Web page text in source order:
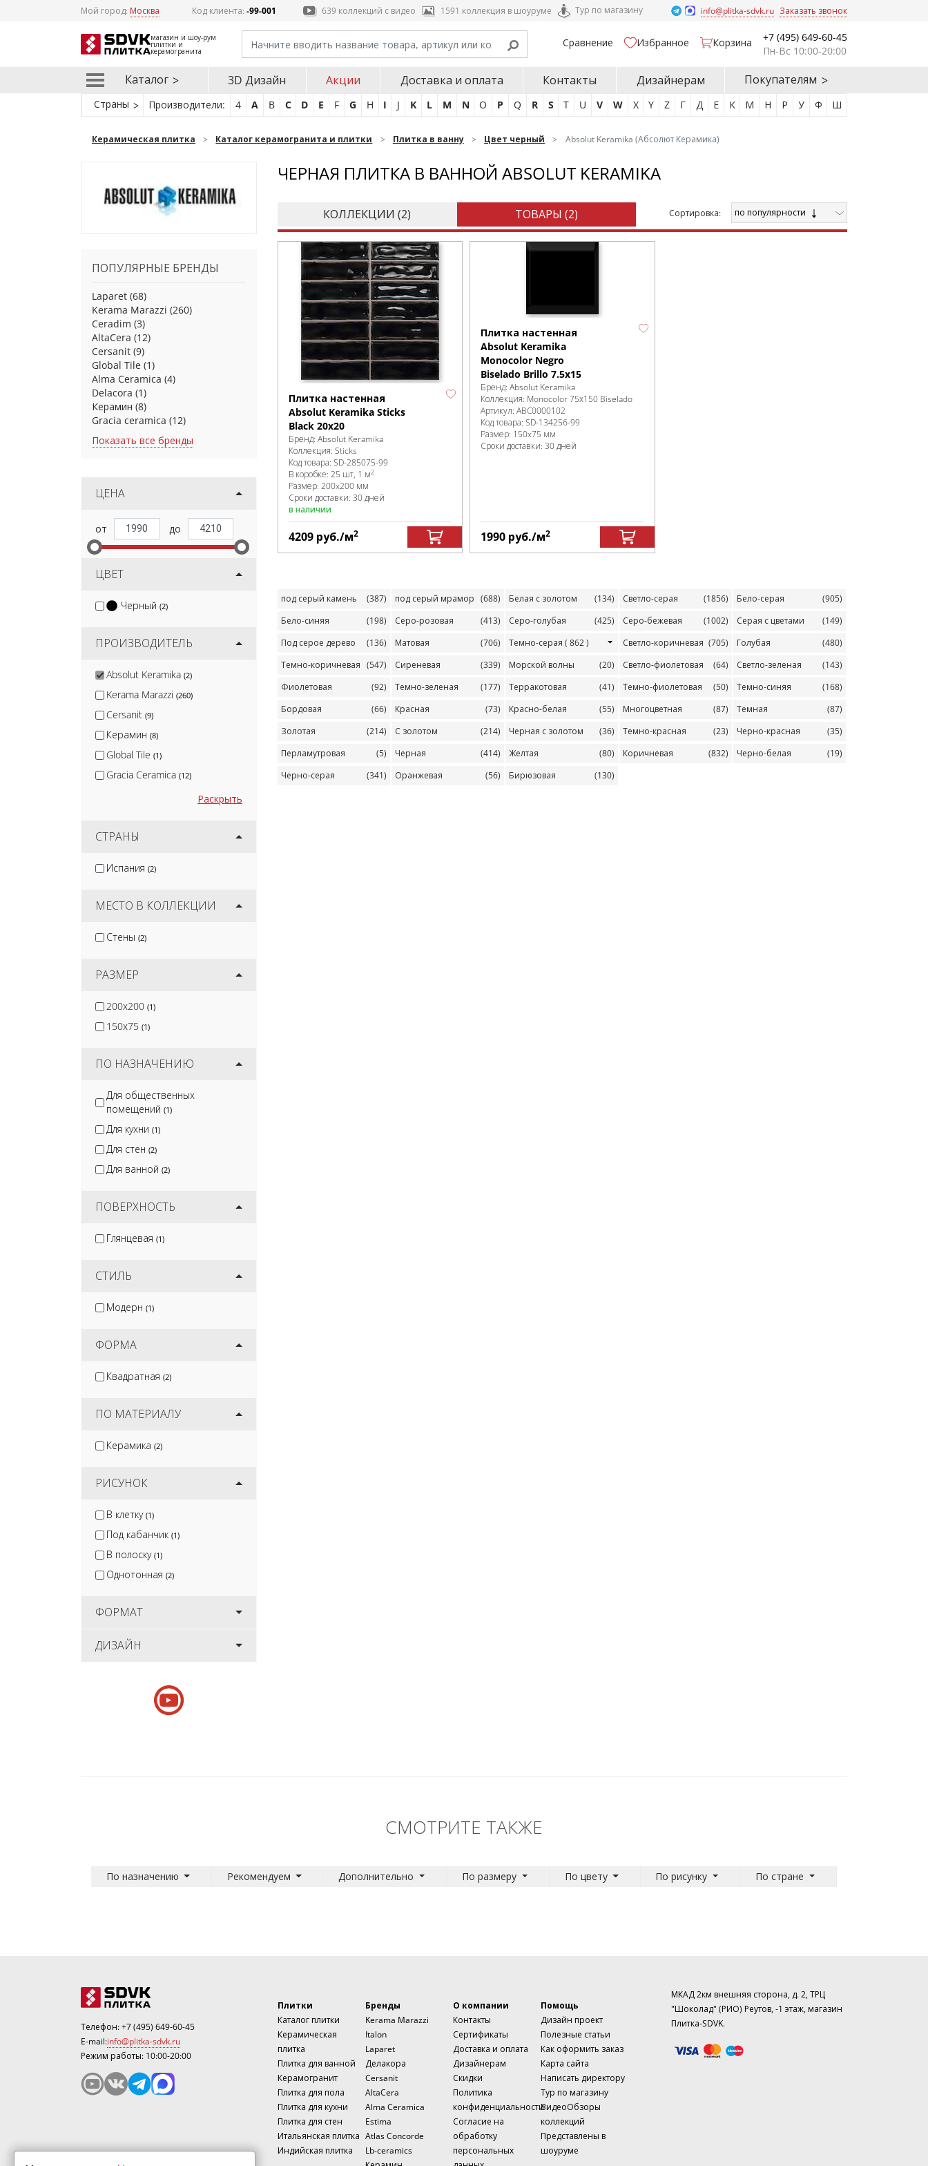
Мой город: Москва Код клиента: -99-001 639 коллекций с видео 1591 коллекция в шоуруме Тур по магазину info@plitka-sdvk.ru Заказать звонок
магазин и шоу-рум
плитки и
керамогранита
Сравнение Избранное Корзина
+7 (495) 649-60-45
Пн-Вс 10:00-20:00
Каталог 3D Дизайн Акции Доставка и оплата Контакты Дизайнерам Покупателям
Страны Производители: 4 A B C D E F G H I J K L M N O P Q R S T U V W X Y Z Г Д Е К М Н Р У Ф Ш
Керамическая плитка Каталог керамогранита и плитки Плитка в ванну Цвет черный Absolut Keramika (Абсолют Керамика)
ПОПУЛЯРНЫЕ БРЕНДЫ
Laparet (68)
Kerama Marazzi (260)
Ceradim (3)
AltaCera (12)
Cersanit (9)
Global Tile (1)
Alma Ceramica (4)
Delacora (1)
Керамин (8)
Gracia ceramica (12)
Показать все бренды
ЦЕНА
ЦВЕТ
Черный (2)
ПРОИЗВОДИТЕЛЬ
Absolut Keramika (2)
Kerama Marazzi (260)
Cersanit (9)
Керамин (8)
Global Tile (1)
Gracia Ceramica (12)
Керлайф
Ceramica Classic
Раскрыть
СТРАНЫ
Испания (2)
МЕСТО В КОЛЛЕКЦИИ
Стены (2)
РАЗМЕР
200x200 (1)
150x75 (1)
ПО НАЗНАЧЕНИЮ
Для общественных
помещений (1)
Для кухни (1)
Для стен (2)
Для ванной (2)
ПОВЕРХНОСТЬ
Глянцевая (1)
СТИЛЬ
Модерн (1)
ФОРМА
Квадратная (2)
ПО МАТЕРИАЛУ
Керамика (2)
РИСУНОК
В клетку (1)
Под кабанчик (1)
В полоску (1)
Однотонная (2)
ФОРМАТ
ДИЗАЙН
ЧЕРНАЯ ПЛИТКА В ВАННОЙ ABSOLUT KERAMIKA
КОЛЛЕКЦИИ (2) ТОВАРЫ (2) Cортировка: по популярности
Плитка настенная
Absolut Keramika Sticks
Black 20х20
Бренд: Absolut Keramika
Коллекция: Sticks
Код товара: SD-285075-99
В коробке: 25 шт, 1 м2
Размер: 200x200 мм
Сроки доставки: 30 дней
в наличии
4209 руб./м2
Плитка настенная
Absolut Keramika
Monocolor Negro
Biselado Brillo 7.5х15
Бренд:Absolut Keramika
Коллекция: Monocolor 75х150 Biselado
Артикул:ABC0000102
Код товара:SD-134256-99
Размер: 150x75 мм
Сроки доставки: 30 дней
1990 руб./м2
под серый камень (387) под серый мрамор (688) Белая с золотом (134) Светло-серая (1856) Бело-серая
(905)
Бело-синяя
(198) Серо-розовая (413) Серо-голубая (425) Серо-бежевая (1002) Серая с цветами
(149)
Под серое дерево
(136) Матовая (706) Темно-серая ( 862 ) Светло-коричневая (705) Голубая
(480)
Темно-коричневая (547) Сиреневая (339) Морской волны (20) Светло-фиолетовая (64) Светло-зеленая
(143)
Фиолетовая
(92) Темно-зеленая (177) Терракотовая (41) Темно-фиолетовая (50) Темно-синяя
(168)
Бордовая
(66) Красная (73) Красно-белая (55) Многоцветная (87) Темная
(87)
Золотая
(214) С золотом (214) Черная с золотом (36) Темно-красная (23) Черно-красная
(35)
Перламутровая
(5) Черная (414) Желтая (80) Коричневая (832) Черно-белая
(19)
Черно-серая
(341) Оранжевая (56) Бирюзовая (130)
СМОТРИТЕ ТАКЖЕ
По назначению Рекомендуем Дополнительно По размеру По цвету По рисунку По стране
Телефон:+7 (495) 649-60-45
E-mail:info@plitka-sdvk.ru
Режим работы: 10:00-20:00
Плитки
Каталог плитки
Керамическая
плитка
Плитка для ванной
Керамогранит
Плитка для пола
Плитка для кухни
Плитка для стен
Итальянская плитка
Индийская плитка
Бренды
Kerama Marazzi
Italon
Laparet
Делакора
Cersanit
AltaCera
Alma Ceramica
Estima
Atlas Concorde
Lb-ceramics
О компании
Контакты
Сертификаты
Доставка и оплата
Дизайнерам
Скидки
Политика
конфиденциальности
Согласие на
обработку
персональных
Помощь
Дизайн проект
Полезные статьи
Как оформить заказ
Карта сайта
Написать директору
Тур по магазину
ВидеоОбзоры
коллекций
Представлены в
шоуруме
МКАД 2км внешняя сторона, д. 2, ТРЦ
"Шоколад" (РИО) Реутов, -1 этаж, магазин
Плитка-SDVK.